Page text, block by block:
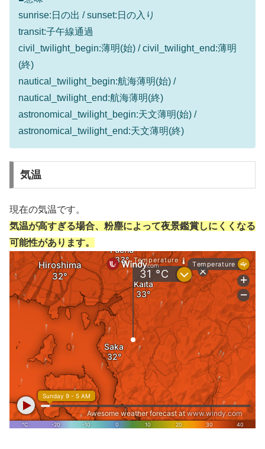
sunrise:日の出 / sunset:日の入り
transit:子午線通過
civil_twilight_begin:薄明(始) / civil_twilight_end:薄明
(終)
nautical_twilight_begin:航海薄明(始) /
nautical_twilight_end:航海薄明(終)
astronomical_twilight_begin:天文薄明(始) /
astronomical_twilight_end:天文薄明(終)
気温
現在の気温です。
気温が高すぎる場合、粉塵によって夜景鑑賞しにくくなる
可能性があります。